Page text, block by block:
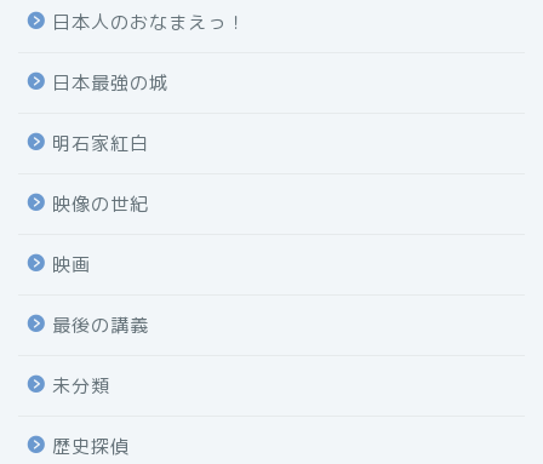
日本人のおなまえっ！
日本最強の城
明石家紅白
映像の世紀
映画
最後の講義
未分類
歴史探偵